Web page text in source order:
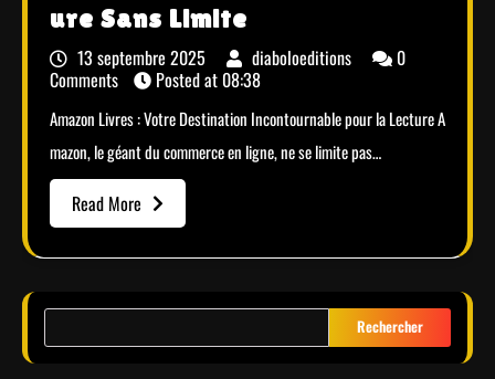
ure Sans Limite
13 septembre 2025 diaboloeditions
0
Comments
Posted at 08:38
Amazon Livres : Votre Destination Incontournable pour la Lecture A
mazon, le géant du commerce en ligne, ne se limite pas…
Read More
Rechercher